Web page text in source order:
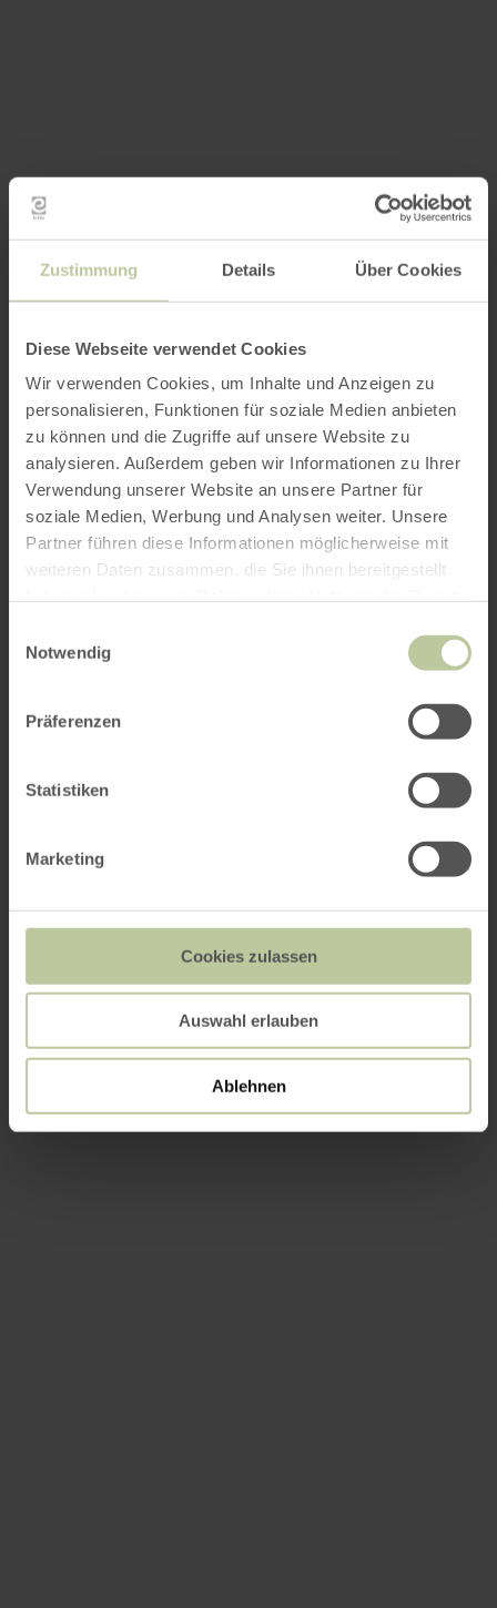
Zustimmung Details Über Cookies
Diese Webseite verwendet Cookies
Wir verwenden Cookies, um Inhalte und Anzeigen zu
personalisieren, Funktionen für soziale Medien anbieten
zu können und die Zugriffe auf unsere Website zu
analysieren. Außerdem geben wir Informationen zu Ihrer
Verwendung unserer Website an unsere Partner für
soziale Medien, Werbung und Analysen weiter. Unsere
Partner führen diese Informationen möglicherweise mit
weiteren Daten zusammen, die Sie ihnen bereitgestellt
Notwendig
Präferenzen
Statistiken
Marketing
Cookies zulassen
Auswahl erlauben
Ablehnen